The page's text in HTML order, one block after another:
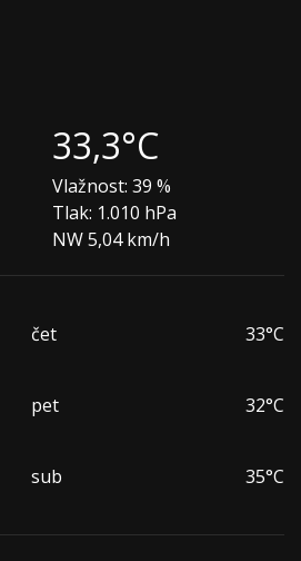
33,3°C
Vlažnost: 39 %
Tlak: 1.010 hPa
NW 5,04 km/h
čet 33°C
pet 32°C
sub 35°C